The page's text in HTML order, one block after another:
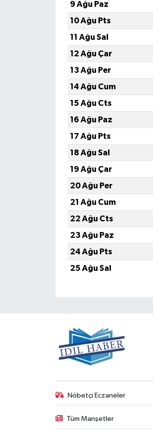
9 Ağu Paz
10 Ağu Pts
11 Ağu Sal
12 Ağu Çar
13 Ağu Per
14 Ağu Cum
15 Ağu Cts
16 Ağu Paz
17 Ağu Pts
18 Ağu Sal
19 Ağu Çar
20 Ağu Per
21 Ağu Cum
22 Ağu Cts
23 Ağu Paz
24 Ağu Pts
25 Ağu Sal
Nöbetçi Eczaneler
Tüm Manşetler